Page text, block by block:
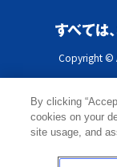
Copyright ©
By clicking
cookies on your
site usage, and